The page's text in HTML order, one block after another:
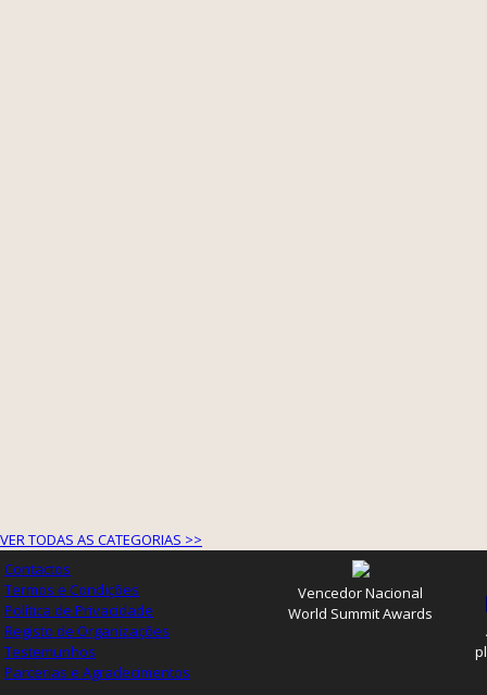
VER TODAS AS CATEGORIAS >>
Contactos
Termos e Condições
Política de Privacidade
Registo de Organizações
Testemunhos
Parcerias e Agradecimentos
Vencedor Nacional
World Summit Awards